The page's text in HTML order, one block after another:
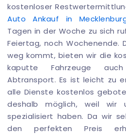
kostenloser
Auto Ankauf in
Tagen in der Woche zu sich
Feiertag, noch Wochenende.
weg kommt, bieten wir die
kaputte Fahrzeuge
Abtransport. Es ist leicht zu
alle Dienste kostenlos
deshalb möglich, weil wir
spezialisiert haben. Da wir
den perfekten Preis